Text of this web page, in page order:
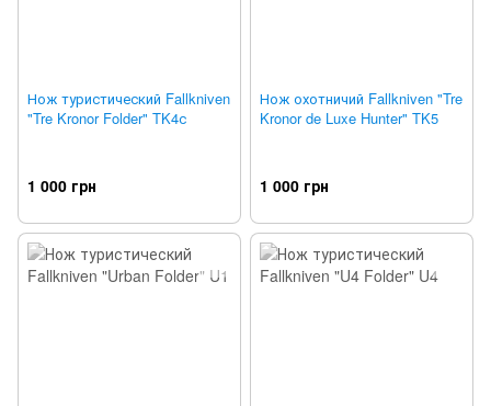
Нож туристический Fallkniven
"Tre Kronor Folder" TK4с
1 000 грн
Нож охотничий Fallkniven "Tre
Kronor de Luxe Hunter" TK5
1 000 грн